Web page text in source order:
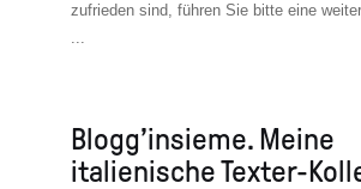
zufrieden sind, führen Sie bitte eine
...
Blogg’insieme. Meine
italienische Texter-